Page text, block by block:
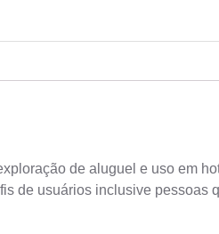
de aluguel e uso em
de usuários inclusive